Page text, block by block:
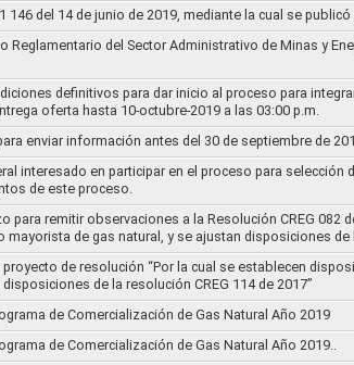
del 14 de junio de 2019, mediante la cual se
Reglamentario del Sector Administrativo de Minas y
definitivos para dar inicio al proceso para
oferta hasta 10-octubre-2019 a las 03:00 p.m.
enviar información antes del 30 de septiembre de
interesado en participar en el proceso para
de este proceso.
para remitir observaciones a la Resolución CREG
de gas natural, y se ajustan disposiciones de
de resolución “Por la cual se establecen
de la resolución CREG 114 de 2017”
de Comercialización de Gas Natural Año 2019
de Comercialización de Gas Natural Año 2019..